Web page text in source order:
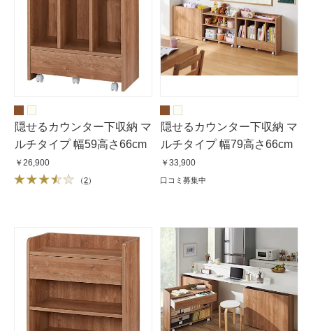
隠せるカウンター下収納 マ
ルチタイプ 幅59高さ66cm
￥26,900
（2）
隠せるカウンター下収納 マ
ルチタイプ 幅79高さ66cm
￥33,900
口コミ募集中